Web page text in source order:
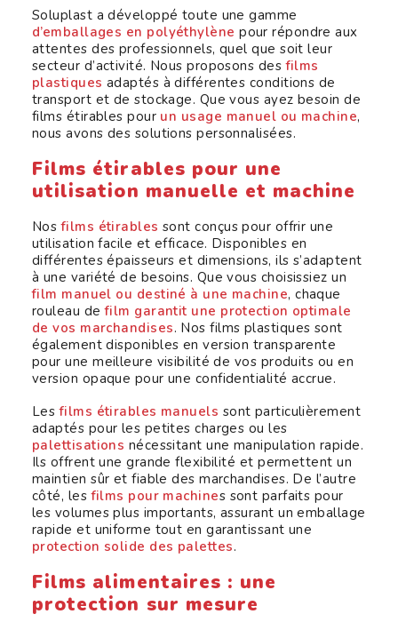
Soluplast a développé toute une gamme
d’emballages en polyéthylène pour répondre aux
attentes des professionnels, quel que soit leur
secteur d’activité. Nous proposons desfilms
plastiques adaptés à différentes conditions de
transport et de stockage. Que vous ayez besoin de
films étirables pour un usage manuel ou machine,
nous avons des solutions personnalisées.
Films étirables pour une
utilisation manuelle et machine
Nos films étirables sont conçus pour offrir une
utilisation facile et efficace. Disponibles en
différentes épaisseurs et dimensions, ils s’adaptent
à une variété de besoins. Que vous choisissiez un
film manuel ou destiné à une machine, chaque
rouleau defilm garantit une protection optimale
de vos marchandises. Nos films plastiques sont
également disponibles en version transparente
pour une meilleure visibilité de vos produits ou en
version opaque pour une confidentialité accrue.
Les films étirables manuels sont particulièrement
adaptés pour les petites charges ou les
palettisations nécessitant une manipulation rapide.
Ils offrent une grande flexibilité et permettent un
maintien sûr et fiable des marchandises. De l’autre
côté, lesfilms pour machines sont parfaits pour
les volumes plus importants, assurant un emballage
rapide et uniforme tout en garantissant une
protection solide des palettes.
Films alimentaires : une
protection sur mesure